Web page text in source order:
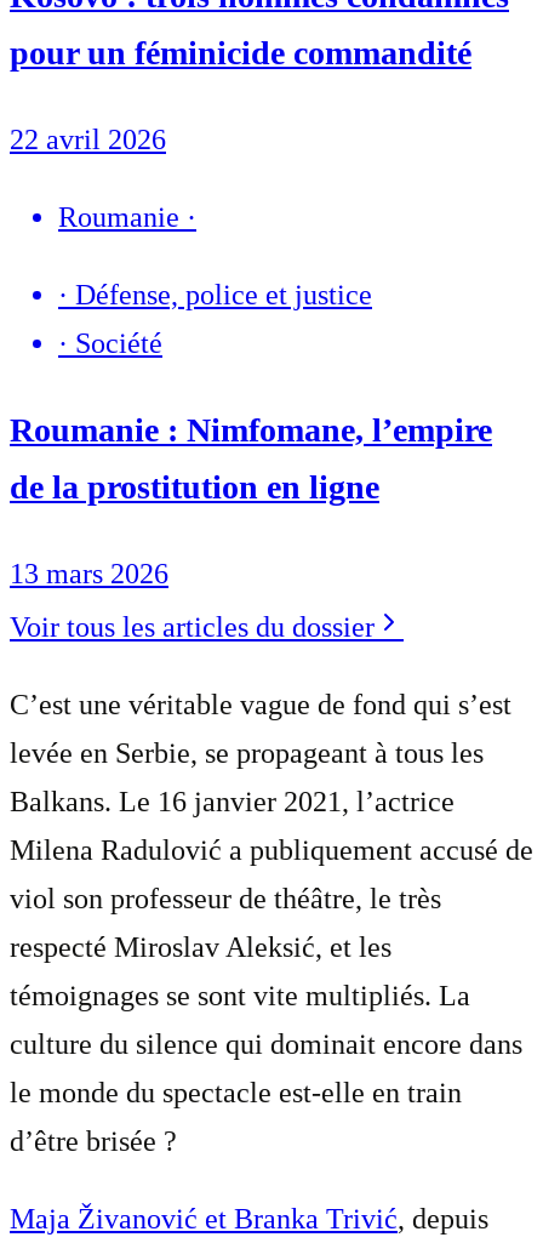
pour un féminicide commandité
22 avril 2026
Roumanie ·
· Défense, police et justice
· Société
Roumanie : Nimfomane, l’empire
de la prostitution en ligne
13 mars 2026
Voir tous les articles du dossier
C’est une véritable vague de fond qui s’est
levée en Serbie, se propageant à tous les
Balkans. Le 16 janvier 2021, l’actrice
Milena Radulović a publiquement accusé de
viol son professeur de théâtre, le très
respecté Miroslav Aleksić, et les
témoignages se sont vite multipliés. La
culture du silence qui dominait encore dans
le monde du spectacle est-elle en train
d’être brisée ?
Maja Živanović et Branka Trivić, depuis